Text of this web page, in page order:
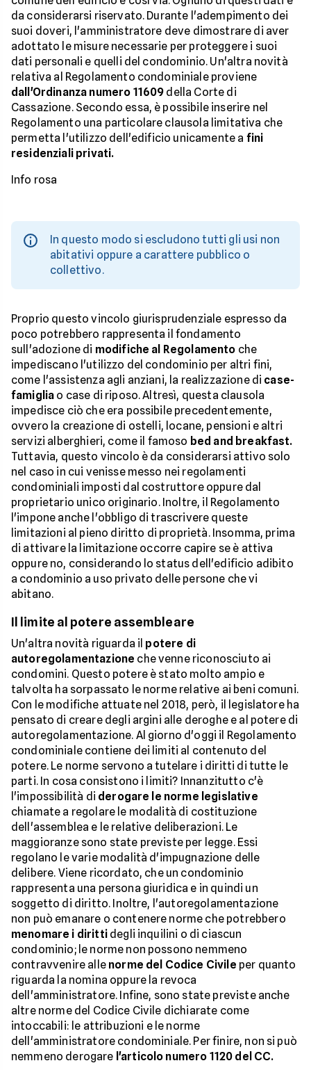
da considerarsi riservato. Durante l'adempimento dei
suoi doveri, l'amministratore deve dimostrare di aver
adottato le misure necessarie per proteggere i suoi
dati personali e quelli del condominio. Un'altra novità
relativa al Regolamento condominiale proviene
dall'Ordinanza numero 11609 della Corte di
Cassazione. Secondo essa, è possibile inserire nel
Regolamento una particolare clausola limitativa che
permetta l'utilizzo dell'edificio unicamente a fini
residenziali privati.
Info rosa
In questo modo si escludono tutti gli usi non
abitativi oppure a carattere pubblico o
collettivo.
Proprio questo vincolo giurisprudenziale espresso da
poco potrebbero rappresenta il fondamento
sull'adozione di modifiche al Regolamento che
impediscano l'utilizzo del condominio per altri fini,
come l'assistenza agli anziani, la realizzazione di case-
famiglia o case di riposo. Altresì, questa clausola
impedisce ciò che era possibile precedentemente,
ovvero la creazione di ostelli, locane, pensioni e altri
servizi alberghieri, come il famoso bed and breakfast.
Tuttavia, questo vincolo è da considerarsi attivo solo
nel caso in cui venisse messo nei regolamenti
condominiali imposti dal costruttore oppure dal
proprietario unico originario. Inoltre, il Regolamento
l'impone anche l'obbligo di trascrivere queste
limitazioni al pieno diritto di proprietà. Insomma, prima
di attivare la limitazione occorre capire se è attiva
oppure no, considerando lo status dell'edificio adibito
a condominio a uso privato delle persone che vi
abitano.
Il limite al potere assembleare
Un'altra novità riguarda il potere di
autoregolamentazione che venne riconosciuto ai
condomini. Questo potere è stato molto ampio e
talvolta ha sorpassato le norme relative ai beni comuni.
Con le modifiche attuate nel 2018, però, il legislatore ha
pensato di creare degli argini alle deroghe e al potere di
autoregolamentazione. Al giorno d'oggi il Regolamento
condominiale contiene dei limiti al contenuto del
potere. Le norme servono a tutelare i diritti di tutte le
parti. In cosa consistono i limiti? Innanzitutto c'è
l'impossibilità di derogare le norme legislative
chiamate a regolare le modalità di costituzione
dell'assemblea e le relative deliberazioni. Le
maggioranze sono state previste per legge. Essi
regolano le varie modalità d'impugnazione delle
delibere. Viene ricordato, che un condominio
rappresenta una persona giuridica e in quindi un
soggetto di diritto. Inoltre, l'autoregolamentazione
non può emanare o contenere norme che potrebbero
menomare i dirittidegli inquilini o di ciascun
condominio; le norme non possono nemmeno
contravvenire alle norme del Codice Civile per quanto
riguarda la nomina oppure la revoca
dell'amministratore. Infine, sono state previste anche
altre norme del Codice Civile dichiarate come
intoccabili: le attribuzioni e le norme
dell'amministratore condominiale. Per finire, non si può
nemmeno derogare l'articolo numero 1120 del CC.